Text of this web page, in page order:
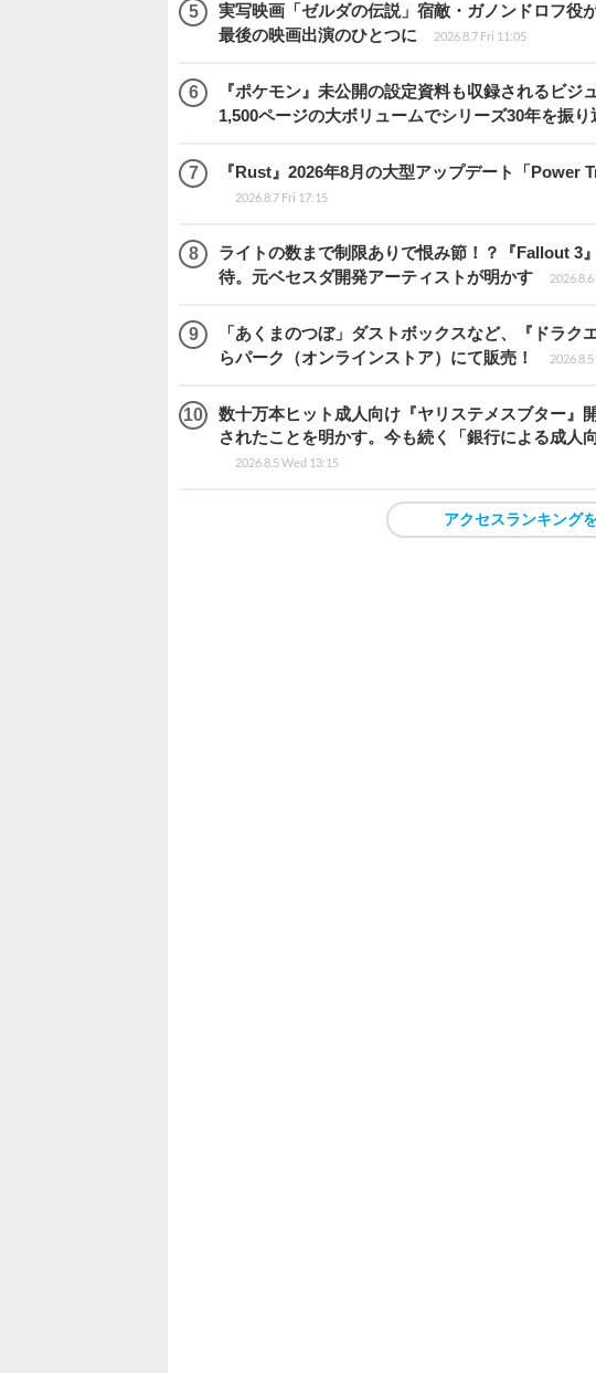
実写映画「ゼルダの伝説」宿敵・ガノンドロフ役
最後の映画出演のひとつに
2026.8.7 Fri 11:05
『ポケモン』未公開の設定資料も収録されるビ
1,500ページの大ボリュームでシリーズ30年を振り
『Rust』2026年8月の大型アップデート「Power
2026.8.7 Fri 17:15
ライトの数まで制限ありで恨み節！？『Fallout 3
待。元ベセスダ開発アーティストが明かす
「あくまのつぼ」ダストボックスなど、『ドラ
らパーク（オンラインストア）にて販売！
数十万本ヒット成人向け『ヤリステメスブター』
されたことを明かす。今も続く「銀行による成人
2026.8.5 Wed 13:15
アクセスランキング